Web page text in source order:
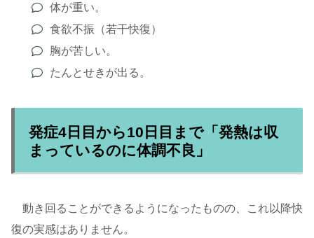
体が重い。
食欲不振（若干快復）
胸が苦しい。
たんとせきが出る。
発症4日目から10日目まで「発熱は収
まっているのに体調不良」
動き回ることができるようになったものの、これ以降快
復の実感はありません。